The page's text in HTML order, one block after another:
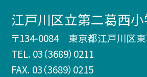
江戸川区立第二葛西
〒134-0084 東京都江戸川区
TEL. 03（3689）0211
FAX. 03（3689）0215